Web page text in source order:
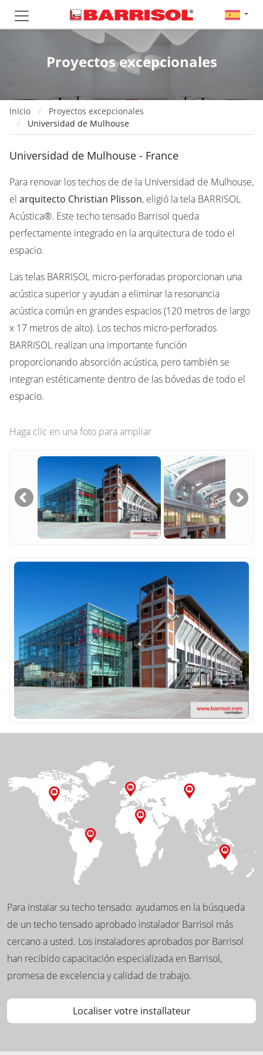
Proyectos excepcionales
Inicio
Proyectos excepcionales
Universidad de Mulhouse
Universidad de Mulhouse - France
Para renovar los techos de de la Universidad de Mulhouse,
el arquitecto Christian Plisson, eligió la tela BARRISOL
Acústica®. Este techo tensado Barrisol queda
perfectamente integrado en la arquitectura de todo el
espacio.
Las telas BARRISOL micro-perforadas proporcionan una
acústica superior y ayudan a eliminar la resonancia
acústica común en grandes espacios (120 metros de largo
x 17 metros de alto). Los techos micro-perforados
BARRISOL realizan una importante función
proporcionando absorción acústica, pero también se
integran estéticamente dentro de las bóvedas de todo el
espacio.
Haga clic en una foto para ampliar
Para instalar su techo tensado: ayudamos en la búsqueda
de un techo tensado aprobado instalador Barrisol más
cercano a usted. Los instaladores aprobados por Barrisol
han recibido capacitación especializada en Barrisol,
promesa de excelencia y calidad de trabajo.
Localiser votre installateur